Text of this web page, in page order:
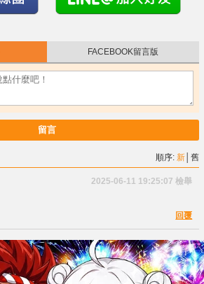
FACEBOOK留言版
留言
順序:新 │舊
2025-06-11 19:25:07 檢舉
回覆